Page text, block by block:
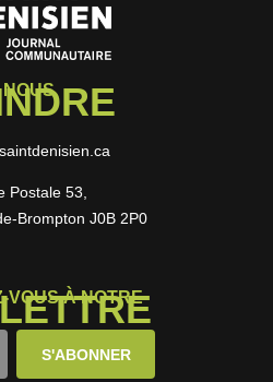
NOUS
Postale 53,
Brompton J0B 2P0
VOUS À NOTRE